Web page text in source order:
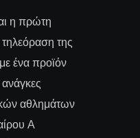
η πρώτη
τηλεόραση της
ένα προϊόν
αθλημάτων
Α